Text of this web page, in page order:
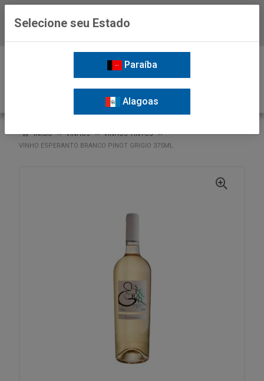
INÍCIO VINHOS
VINHOS TINTOS
VINHO ESPERANTO BRANCO PINOT GRIGIO 375ML
Selecione seu Estado
Paraíba
Alagoas